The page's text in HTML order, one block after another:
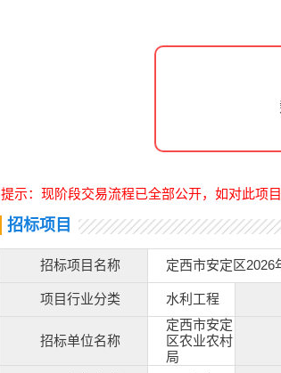
提示：现阶段交易流程已全部公开，如对此项
招标项目
招标项目名称 定西市安定区2026
项目行业分类 水利工程
招标单位名称
定西市安定
区农业农村
局